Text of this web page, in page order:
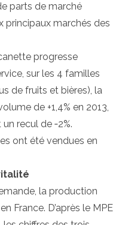
parts de marché
principaux marchés des
progresse
sur les 4 familles
de fruits et bières), la
de +1,4% en 2013,
recul de ‐2%.
ont été vendues en
la production
France. D’après le MPE